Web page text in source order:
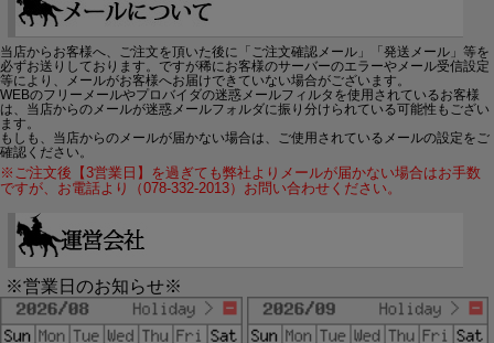
当店からお客様へ、ご注文を頂いた後に「ご注文確認メール」「発送メール」等を
必ずお送りしております。ですが稀にお客様のサーバーのエラーやメール受信設定
等により、メールがお客様へお届けできていない場合がございます。
WEBのフリーメールやプロバイダの迷惑メールフィルタを使用されているお客様
は、当店からのメールが迷惑メールフォルダに振り分けられている可能性もござい
ます。
もしも、当店からのメールが届かない場合は、ご使用されているメールの設定をご
確認ください。
※ご注文後【3営業日】を過ぎても弊社よりメールが届かない場合はお手数
ですが、お電話より（078-332-2013）お問い合わせください。
※営業日のお知らせ※